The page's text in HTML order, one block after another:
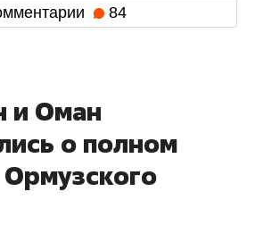
84
и Оман
о полном